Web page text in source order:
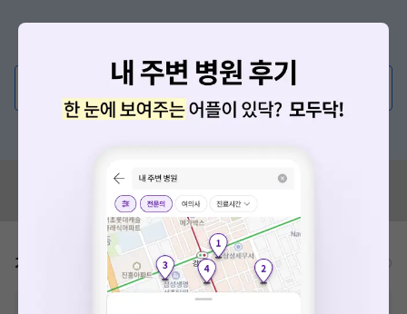
💬 무엇이든 물어보세요
혹은, 의료상담 서비스에 다양한 게시글 보러가기
혹시 잘못된 병원정보가 있나요?
모두닥 팀에 알려주세요!
가격표 비급여/급여 진료란?
요청하신 작업을 처리하지 못했습니다.
네트워크 또는 서버의 일시적인 오류로, 잠시 후 다시 시도해주
세요. 지속적으로 문제가 발생할 경우 모두닥 채널톡으로 문의